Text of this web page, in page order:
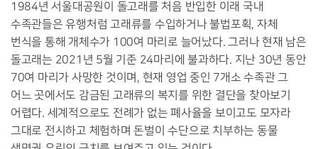
1984년 서울대공원이 돌고래를 처음 반입한 이래 국내
수족관들은 유행처럼 고래류를 수입하거나 불법포획, 자체
번식을 통해 개체수가 100여 마리로 늘어났다. 그러나 현재 남은
돌고래는 2021년 5월 기준 24마리에 불과하다. 지난 30년 동안
70여 마리가 사망한 것이며, 현재 영업 중인 7개소 수족관 그
어느 곳에서도 감금된 고래류의 복지를 위한 결단을 찾아보기
어렵다. 세계적으로도 전례가 없는 폐사율을 보이고도 모자라
그대로 전시하고 체험하며 돈벌이 수단으로 치부하는 동물